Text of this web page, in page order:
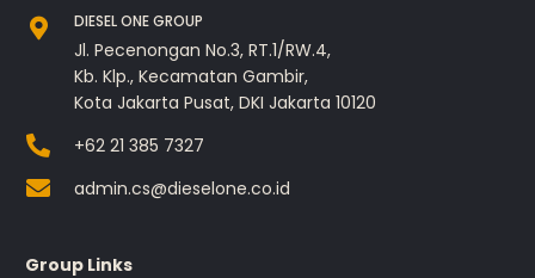
DIESEL ONE GROUP
Jl. Pecenongan No.3, RT.1/RW.4,
Kb. Klp., Kecamatan Gambir,
Kota Jakarta Pusat, DKI Jakarta 10120
+62 21 385 7327
admin.cs@dieselone.co.id
Group Links